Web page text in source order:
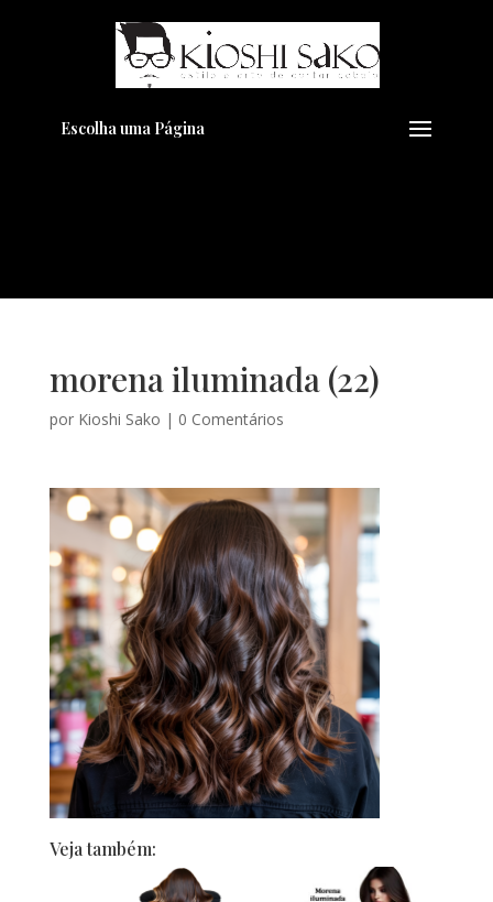
Escolha uma Página
morena iluminada (22)
por Kioshi Sako | 0 Comentários
Veja também:
Pensando em transformar seu
Visual??